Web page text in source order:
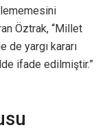
Öztrak, “Millet
de yargı kararı
ifade edilmiştir.”